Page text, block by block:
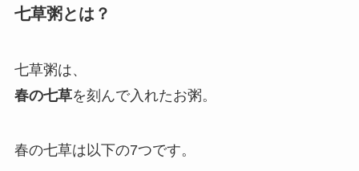
七草粥とは？
七草粥は、
春の七草を刻んで入れたお粥。
春の七草は以下の7つです。